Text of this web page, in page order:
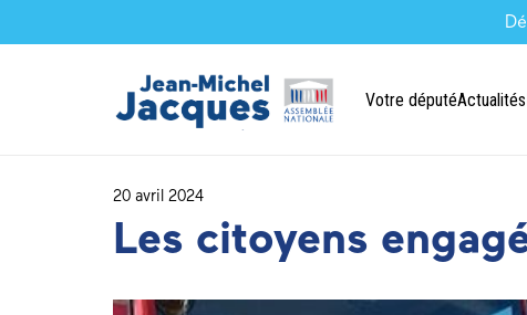
Votre députéActualités
20 avril 2024
Les citoyens